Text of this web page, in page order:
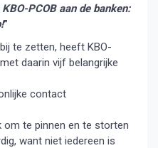
PCOB aan de banken:
”
te zetten, heeft KBO-
daarin vijf belangrijke
contact
om te pinnen en te storten
want niet iedereen is